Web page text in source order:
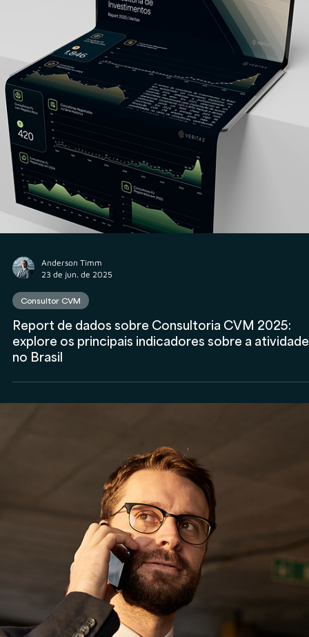
24 de jun. de 2025
Consultor CVM
Por que muitos consultores CVM desistem da
atividade? Entenda os principais motivos de
cancelamento de registro